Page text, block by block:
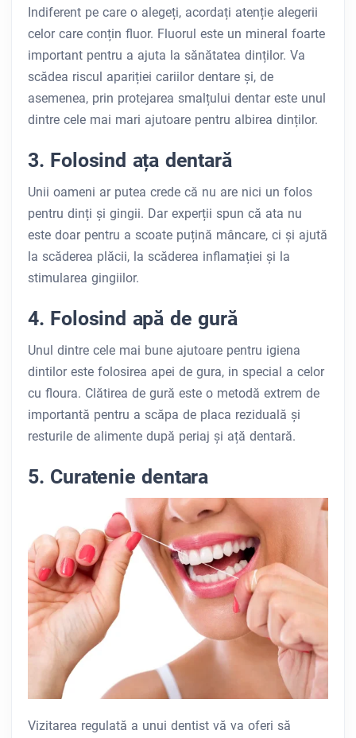
Indiferent pe care o alegeți, acordați atenție alegerii
celor care conțin fluor. Fluorul este un mineral foarte
important pentru a ajuta la sănătatea dinților. Va
scădea riscul apariției cariilor dentare și, de
asemenea, prin protejarea smalțului dentar este unul
dintre cele mai mari ajutoare pentru albirea dinților.
3. Folosind ața dentară
Unii oameni ar putea crede că nu are nici un folos
pentru dinți și gingii. Dar experții spun că ata nu
este doar pentru a scoate puțină mâncare, ci și ajută
la scăderea plăcii, la scăderea inflamației și la
stimularea gingiilor.
4. Folosind apă de gură
Unul dintre cele mai bune ajutoare pentru igiena
dintilor este folosirea apei de gura, in special a celor
cu floura. Clătirea de gură este o metodă extrem de
importantă pentru a scăpa de placa reziduală și
resturile de alimente după periaj și ață dentară.
5. Curatenie dentara
Vizitarea regulată a unui dentist vă va oferi să